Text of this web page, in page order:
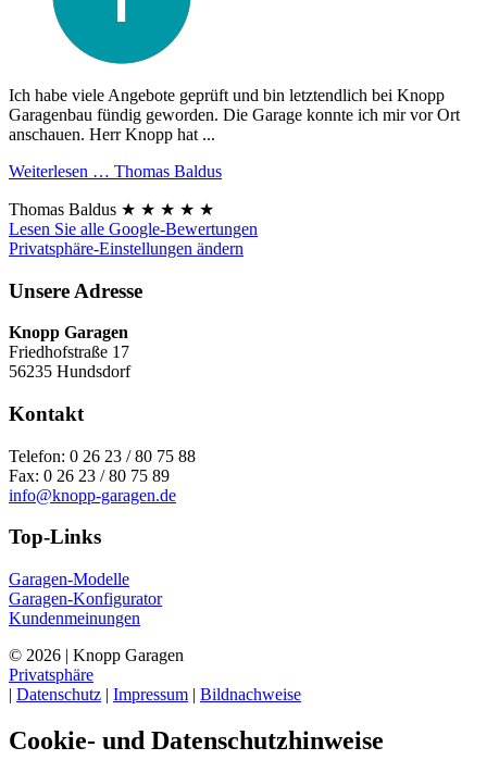
Ich habe viele Angebote geprüft und bin letztendlich bei Knopp
Garagenbau fündig geworden. Die Garage konnte ich mir vor Ort
anschauen. Herr Knopp hat ...
Weiterlesen … Thomas Baldus
Thomas Baldus ★ ★ ★ ★ ★
Lesen Sie alle Google-Bewertungen
Privatsphäre-Einstellungen ändern
Unsere Adresse
Knopp Garagen
Friedhofstraße 17
56235 Hundsdorf
Kontakt
Telefon: 0 26 23 / 80 75 88
Fax: 0 26 23 / 80 75 89
info@knopp-garagen.de
Top-Links
Garagen-Modelle
Garagen-Konfigurator
Kundenmeinungen
© 2026 | Knopp Garagen
Privatsphäre
| Datenschutz | Impressum | Bildnachweise
Cookie- und Datenschutzhinweise